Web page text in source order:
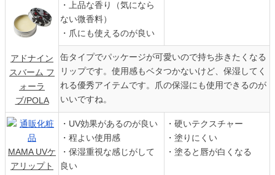
アドナイン
スバーム フ
ォーラ
ブ/POLA
・上品な香り（気になら
ない微香料）
・爪にも使えるのが良い
缶タイプでパッケージが可愛いので持ち歩きたくなる
リップです。使用感もベタつかないけど、保湿してく
れる優秀アイテムです。爪の保湿にも使用できるのが
いいですね。
MAMA UVケ
アリップト
・UV効果があるのが良い
・程よい使用感
・保湿重視な感じがして
良い
・硬いテクスチャー
・塗りにくい
・塗ると唇が白くなる